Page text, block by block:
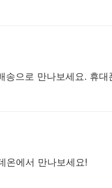
으로 만나보세요. 휴
온에서 만나보세요!